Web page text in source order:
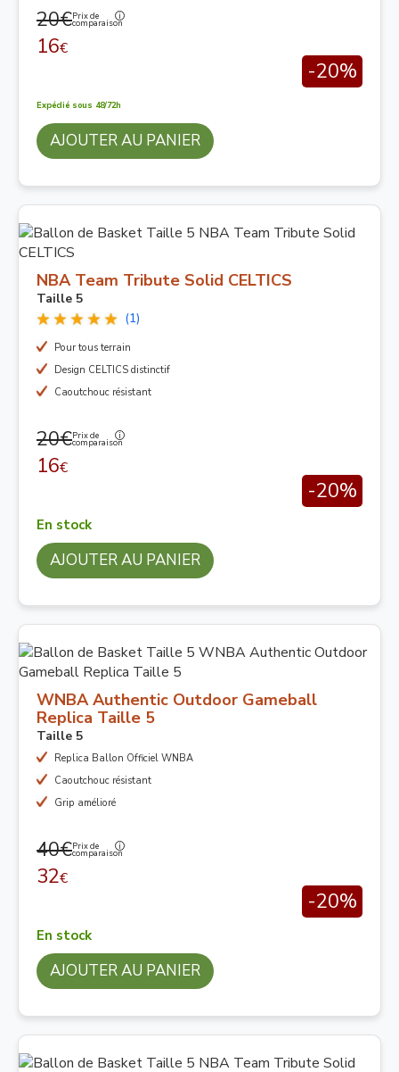
20€Prix de
comparaison
16€
-20%
Expédié sous 48/72h
AJOUTER AU PANIER
NBA Team Tribute Solid CELTICS
Taille 5
(1)
Pour tous terrain
Design CELTICS distinctif
Caoutchouc résistant
20€Prix de
comparaison
16€
-20%
En stock
AJOUTER AU PANIER
WNBA Authentic Outdoor Gameball
Replica Taille 5
Taille 5
Replica Ballon Officiel WNBA
Caoutchouc résistant
Grip amélioré
40€Prix de
comparaison
32€
-20%
En stock
AJOUTER AU PANIER